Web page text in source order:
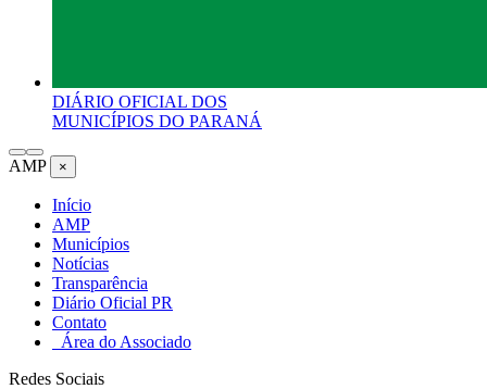
DIÁRIO OFICIAL DOS
MUNICÍPIOS DO PARANÁ
AMP ×
Início
AMP
Municípios
Notícias
Transparência
Diário Oficial PR
Contato
Área do Associado
Redes Sociais